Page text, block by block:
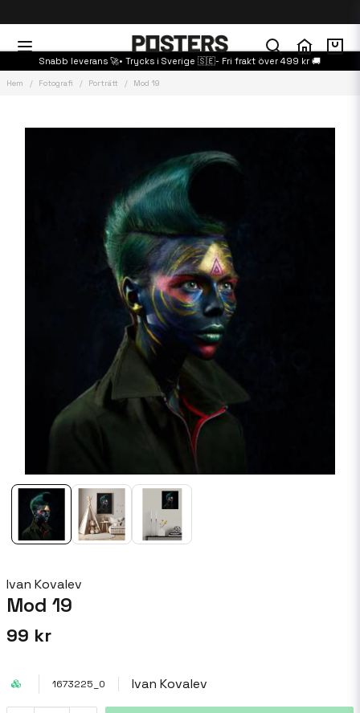
Snabb leverans 🚀• Trycks i Sverige 🇸🇪- Fri frakt över 499 kr 🚚
Hem Fotografi Porträtt Mod 19
Ivan Kovalev
Mod 19
99 kr
1673225_0 Ivan Kovalev